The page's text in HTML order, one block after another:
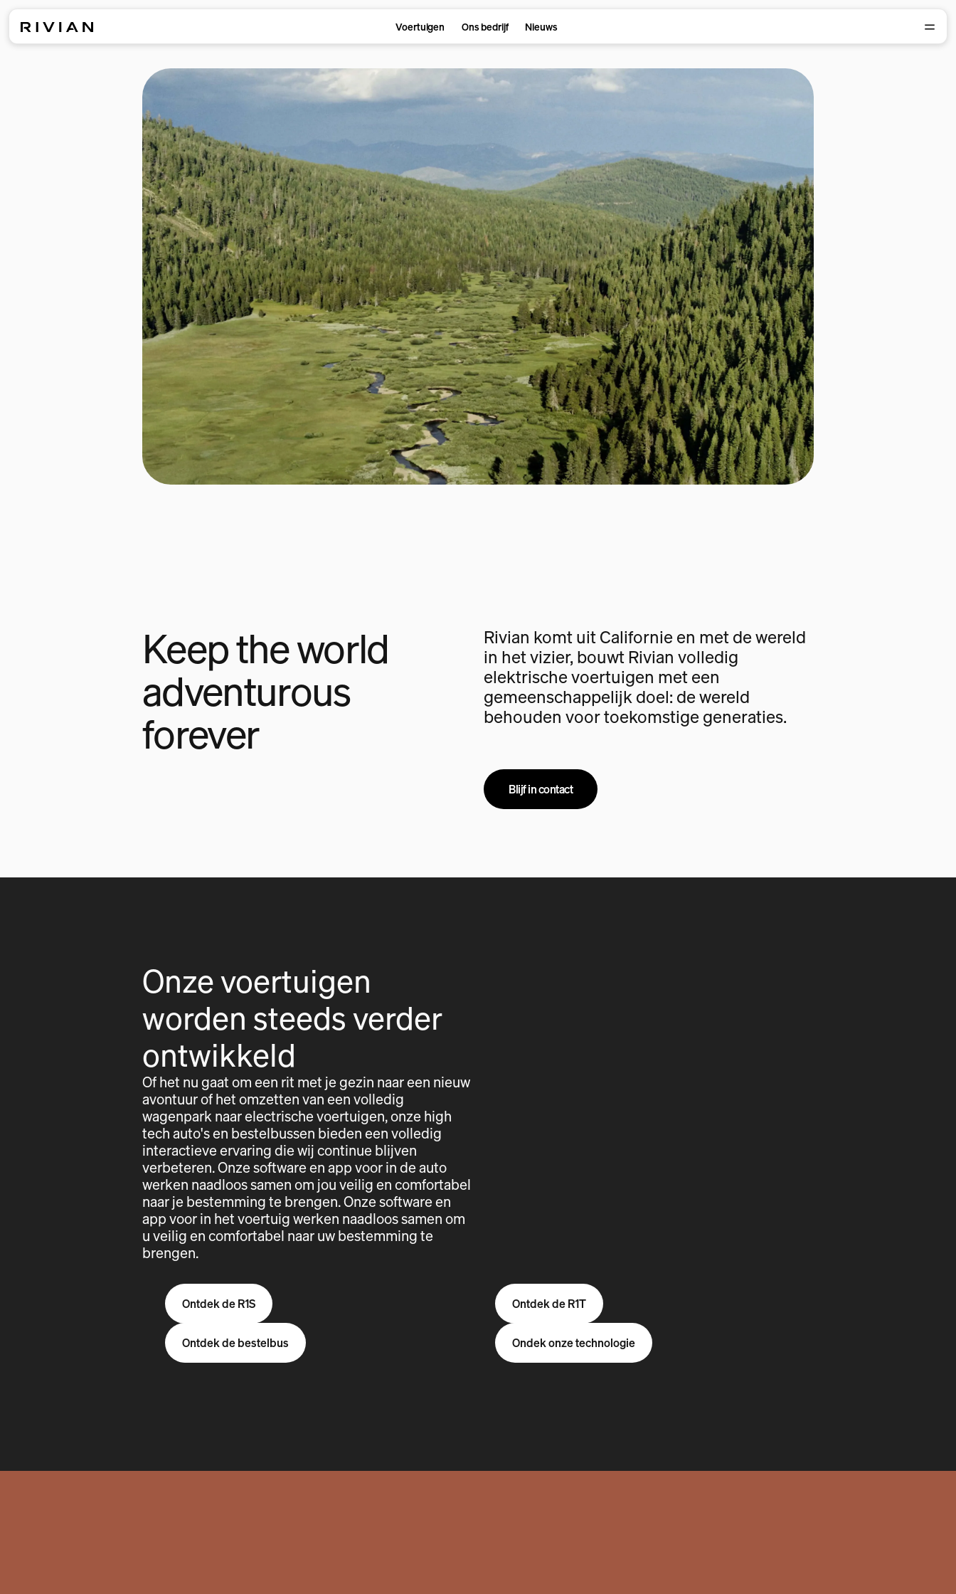
Voertuigen Ons bedrijf Nieuws
Keep the world
adventurous
forever
Rivian komt uit Californie en met de wereld
in het vizier, bouwt Rivian volledig
elektrische voertuigen met een
gemeenschappelijk doel: de wereld
behouden voor toekomstige generaties.
Blijf in contact
Onze voertuigen
worden steeds verder
ontwikkeld
Of het nu gaat om een rit met je gezin naar een nieuw
avontuur of het omzetten van een volledig
wagenpark naar electrische voertuigen, onze high
tech auto's en bestelbussen bieden een volledig
interactieve ervaring die wij continue blijven
verbeteren. Onze software en app voor in de auto
werken naadloos samen om jou veilig en comfortabel
naar je bestemming te brengen. Onze software en
app voor in het voertuig werken naadloos samen om
u veilig en comfortabel naar uw bestemming te
brengen.
Ontdek de R1S Ontdek de R1T
Ontdek de bestelbus Ondek onze technologie